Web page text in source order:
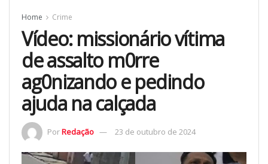
Home Crime
Vídeo: missionário vítima
de assalto m0rre
ag0nizando e pedindo
ajuda na calçada
PorRedação 23 de outubro de 2024